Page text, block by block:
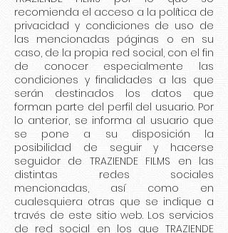
recomienda el acceso a la política de
privacidad y condiciones de uso de
las mencionadas páginas o en su
caso, de la propia red social, con el fin
de conocer especialmente las
condiciones y finalidades a las que
serán destinados los datos que
forman parte del perfil del usuario. Por
lo anterior, se informa al usuario que
se pone a su disposición la
posibilidad de seguir y hacerse
seguidor de TRAZIENDE FILMS en las
distintas redes sociales
mencionadas, así como en
cualesquiera otras que se indique a
través de este sitio web. Los servicios
de red social en los que TRAZIENDE